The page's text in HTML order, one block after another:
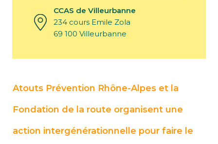
CCAS de Villeurbanne
234 cours Emile Zola
69 100 Villeurbanne
Atouts Prévention Rhône-Alpeset la
Fondation de la route organisentune
action intergénérationnelle pour faire le